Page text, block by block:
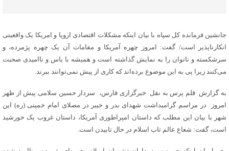
جانشین فرمانده کل سپاه با بیان اینکه مشکلات اقتصادی اروپا و امریکا یک واقعیتی
انکارناپذیر است/ گفت: امروز چهره آمریکا و مقامات آن یک چهره پژمرده، و
سرشکسته و ناتوان را به نمایش گذاشته است و همیشه با یاس و ناامیدی صحبت
می‌کنند زیرا پی به این موضوع برده‌اند که کاری از پیش نمی‌توانند ببرند.
به گزارش قلم پرس به نقل خبرگزاری فارس، سردار حسین سلامی پیش از ظهر
امروز در مراسم گرامیداشت شهدای بدر و خیبر در مصلای امام خمینی (ره) این
شهر با بیان این مطلب که داستان امپراطوری آمریکا، داستان غروب یک خورشید
است، گفت: شعاع عالم تاب اسلام در حال تابیدن است.